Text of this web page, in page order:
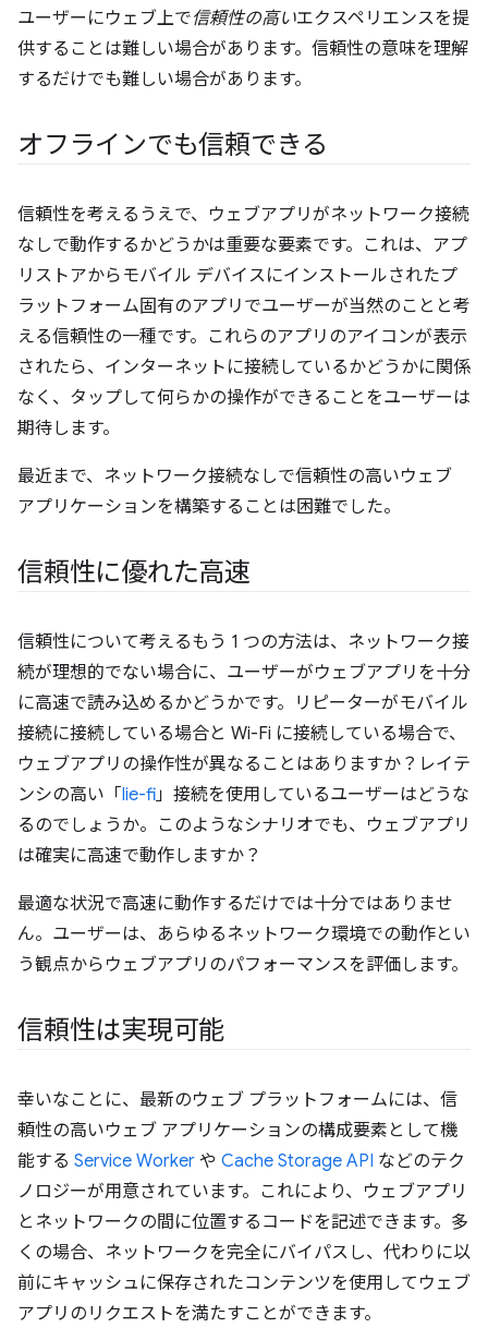
ユーザーにウェブ上で信頼性の高いエクスペリエンスを提
供することは難しい場合があります。信頼性の意味を理解
するだけでも難しい場合があります。
オフラインでも信頼できる
信頼性を考えるうえで、ウェブアプリがネットワーク接続
なしで動作するかどうかは重要な要素です。これは、アプ
リストアからモバイル デバイスにインストールされたプ
ラットフォーム固有のアプリでユーザーが当然のことと考
える信頼性の一種です。これらのアプリのアイコンが表示
されたら、インターネットに接続しているかどうかに関係
なく、タップして何らかの操作ができることをユーザーは
期待します。
最近まで、ネットワーク接続なしで信頼性の高いウェブ
アプリケーションを構築することは困難でした。
信頼性に優れた高速
信頼性について考えるもう 1 つの方法は、ネットワーク接
続が理想的でない場合に、ユーザーがウェブアプリを十分
に高速で読み込めるかどうかです。リピーターがモバイル
接続に接続している場合と Wi-Fi に接続している場合で、
ウェブアプリの操作性が異なることはありますか？レイテ
ンシの高い「 lie-fi」接続を使用しているユーザーはどうな
るのでしょうか。このようなシナリオでも、ウェブアプリ
は確実に高速で動作しますか？
最適な状況で高速に動作するだけでは十分ではありませ
ん。ユーザーは、あらゆるネットワーク環境での動作とい
う観点からウェブアプリのパフォーマンスを評価します。
信頼性は実現可能
幸いなことに、最新のウェブ プラットフォームには、信
頼性の高いウェブ アプリケーションの構成要素として機
能する Service Worker や Cache Storage API などのテク
ノロジーが用意されています。これにより、ウェブアプリ
とネットワークの間に位置するコードを記述できます。多
くの場合、ネットワークを完全にバイパスし、代わりに以
前にキャッシュに保存されたコンテンツを使用してウェブ
アプリのリクエストを満たすことができます。